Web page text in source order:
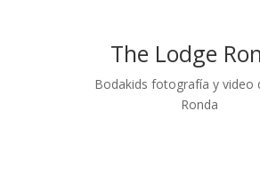
The Lodge
Bodakids fotografía y video
Ronda